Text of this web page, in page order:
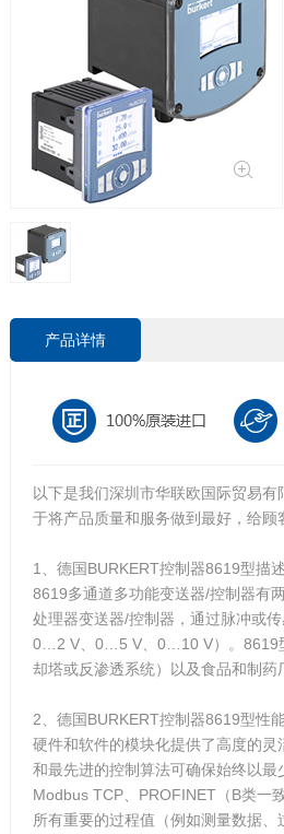
产品详情
以下是我们深圳市华联欧国际贸易
于将产品质量和服务做到最好，给
1、德国BURKERT控制器8619型描述
8619多通道多功能变送器/控制器有
处理器变送器/控制器，通过脉冲或
0…2 V、0…5 V、0…10 V）。8619
却塔或反渗透系统）以及食品和制药
2、德国BURKERT控制器8619型性
硬件和软件的模块化提供了高度的
和最先进的控制算法可确保始终以
Modbus TCP、PROFINET（B类一
所有重要的过程值（例如测量数据